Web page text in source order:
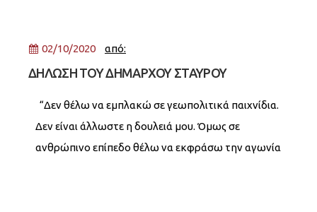
02/10/2020 από:
ΔΗΛΩΣΗ ΤΟΥ ΔΗΜΑΡΧΟΥ ΣΤΑΥΡΟΥ
ΑΡΜΕΝΙΟΥΣ
“Δεν θέλω να εμπλακώ σε γεωπολιτικά παιχνίδια.
Δεν είναι άλλωστε η δουλειά μου. Όμως σε
ανθρώπινο επίπεδο θέλω να εκφράσω την αγωνία